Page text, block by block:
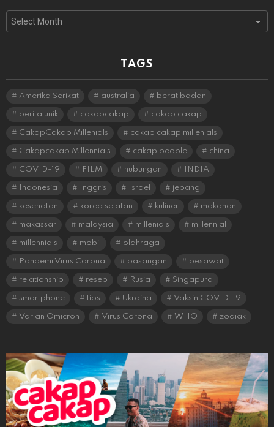
TAGS
Amerika Serikat australia berat badan
berita unik cakapcakap cakap cakap
CakapCakap Millenials cakap cakap millenials
Cakapcakap Millennials cakap people china
COVID-19 FILM hubungan INDIA
Indonesia Inggris Israel jepang
kesehatan korea selatan kuliner makanan
makassar malaysia millenials millennial
millennials mobil olahraga
Pandemi Virus Corona pasangan pesawat
relationship resep Rusia Singapura
smartphone tips Ukraina Vaksin COVID-19
Varian Omicron Virus Corona WHO zodiak